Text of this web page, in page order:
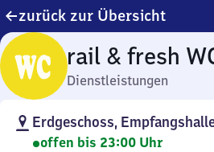
zurück zur Übersicht
rail & fresh
Dienstleistungen
Erdgeschoss,
offen bis 23:00 Uhr